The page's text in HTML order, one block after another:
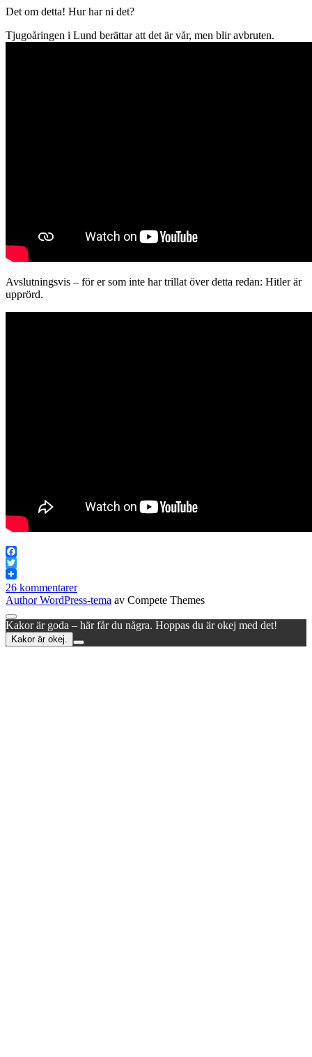
Det om detta! Hur har ni det?
Tjugoåringen i Lund berättar att det är vår, men blir avbruten.
Avslutningsvis – för er som inte har trillat över detta redan: Hitler är
upprörd.
Facebook
Twitter
26 kommentarer
Author WordPress-tema av Compete Themes
Rulla
till
toppen
Kakor är goda – här får du några. Hoppas du är okej med det!
Kakor är okej.